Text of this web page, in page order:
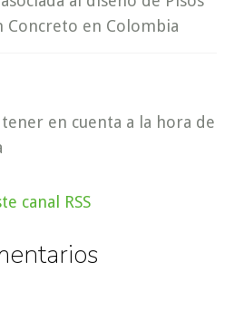
Concreto en Colombia
en cuenta a la hora de
canal RSS